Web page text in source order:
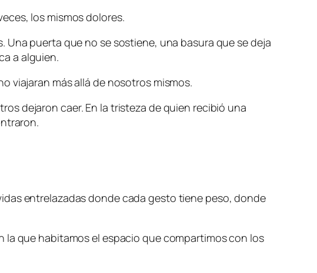
los mismos dolores.
puerta que no se sostiene, una basura que se deja
a alguien.
viajaran más allá de nosotros mismos.
dejaron caer. En la tristeza de quien recibió una
entrelazadas donde cada gesto tiene peso, donde
la que habitamos el espacio que compartimos con los